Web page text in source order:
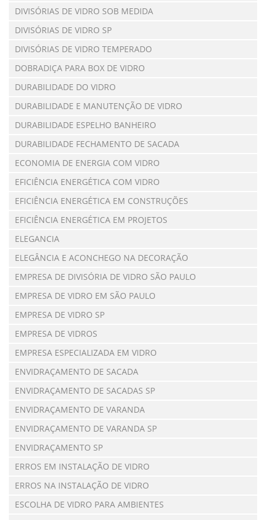
DIVISÓRIAS DE VIDRO SOB MEDIDA
DIVISÓRIAS DE VIDRO SP
DIVISÓRIAS DE VIDRO TEMPERADO
DOBRADIÇA PARA BOX DE VIDRO
DURABILIDADE DO VIDRO
DURABILIDADE E MANUTENÇÃO DE VIDRO
DURABILIDADE ESPELHO BANHEIRO
DURABILIDADE FECHAMENTO DE SACADA
ECONOMIA DE ENERGIA COM VIDRO
EFICIÊNCIA ENERGÉTICA COM VIDRO
EFICIÊNCIA ENERGÉTICA EM CONSTRUÇÕES
EFICIÊNCIA ENERGÉTICA EM PROJETOS
ELEGANCIA
ELEGÂNCIA E ACONCHEGO NA DECORAÇÃO
EMPRESA DE DIVISÓRIA DE VIDRO SÃO PAULO
EMPRESA DE VIDRO EM SÃO PAULO
EMPRESA DE VIDRO SP
EMPRESA DE VIDROS
EMPRESA ESPECIALIZADA EM VIDRO
ENVIDRAÇAMENTO DE SACADA
ENVIDRAÇAMENTO DE SACADAS SP
ENVIDRAÇAMENTO DE VARANDA
ENVIDRAÇAMENTO DE VARANDA SP
ENVIDRAÇAMENTO SP
ERROS EM INSTALAÇÃO DE VIDRO
ERROS NA INSTALAÇÃO DE VIDRO
ESCOLHA DE VIDRO PARA AMBIENTES